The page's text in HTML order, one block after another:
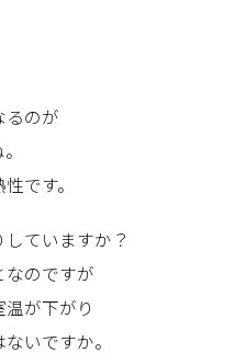
るのが
です。
ていますか？
なのですが
が下がり
いですか。